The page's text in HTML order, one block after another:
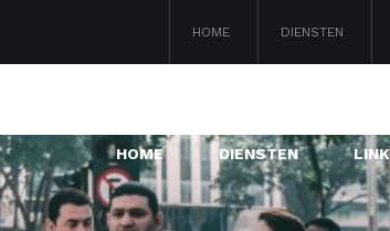
HOME DIENSTEN
HOME DIENSTEN